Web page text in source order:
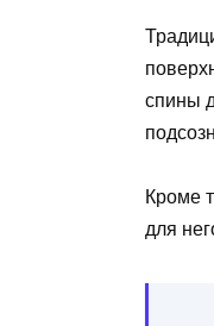
спины
Кроме
для